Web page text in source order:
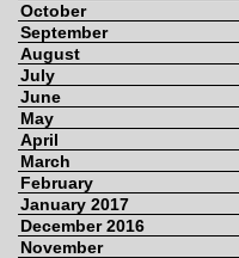
October
September
August
July
June
May
April
March
February
January 2017
December 2016
November